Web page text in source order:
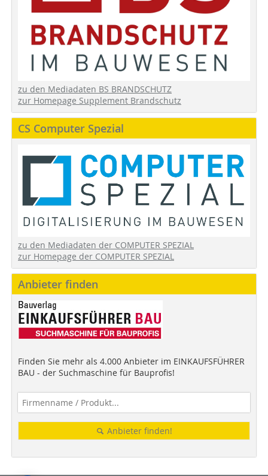
zu den Mediadaten BS BRANDSCHUTZ
zur Homepage Supplement Brandschutz
CS Computer Spezial
zu den Mediadaten der COMPUTER SPEZIAL
zur Homepage der COMPUTER SPEZIAL
Anbieter finden
Finden Sie mehr als 4.000 Anbieter im EINKAUFSFÜHRER
BAU - der Suchmaschine für Bauprofis!
Anbieter finden!